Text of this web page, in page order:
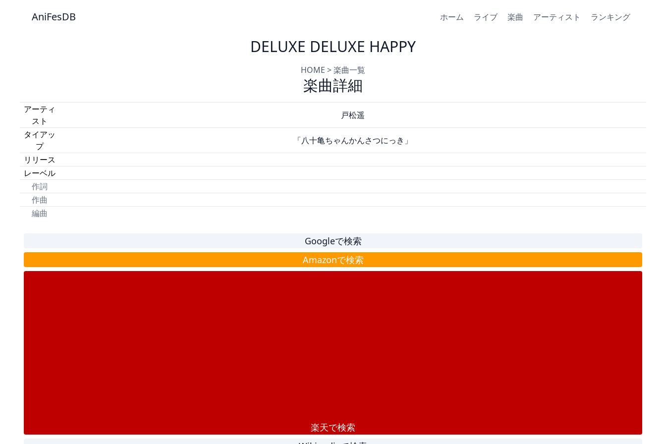
AniFesDB ホーム ライブ 楽曲 アーティスト ランキング
DELUXE DELUXE HAPPY
HOME >楽曲一覧
楽曲詳細
アーティ
スト
戸松遥
タイアッ
プ
「八十亀ちゃんかんさつにっき」
リリース
レーベル
作詞
作曲
編曲
Googleで検索
Amazonで検索
楽天で検索